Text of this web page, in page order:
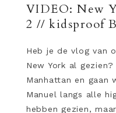
VIDEO: New
2 // kidsproof
Heb je de vlog van
New York al
Manhattan en gaan
Manuel langs alle
hebben gezien,